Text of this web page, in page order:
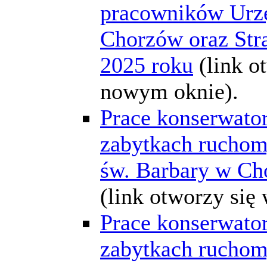
pracowników
Chorzów oraz
2025 roku (link
nowym oknie).
Prace
zabytkach
św. Barbary w
(link otworzy się
Prace
zabytkach